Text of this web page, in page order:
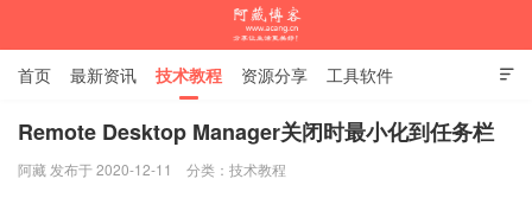

首页 最新资讯 技术教程 资源分享 工具软件
杂谈随笔
Remote Desktop Manager关闭时最小化到任务栏
阿藏 发布于 2020-12-11 分类： 技术教程